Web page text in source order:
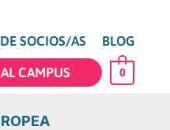
SOCIOS/AS BLOG
CAMPUS 0